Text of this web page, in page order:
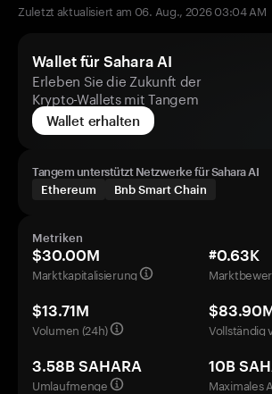
Zuletzt aktualisiert am 06. Aug., 2026 03:04 AM
Wallet für Sahara AI
Erleben Sie die Zukunft der
Krypto-Wallets mit Tangem
Wallet erhalten
Tangem unterstützt Netzwerke für Sahara AI
Ethereum
Bnb Smart Chain
Metriken
$30.00M
Marktkapitalisierung
#0.63K
$13.71M
Volumen (24h)
3.58B SAHARA
Umlaufmenge
10B
Maximales